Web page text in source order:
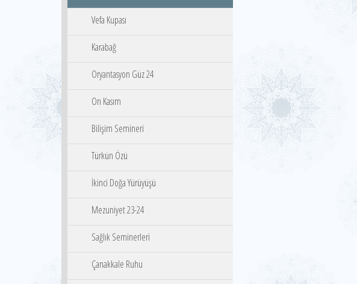
Vefa Kupası
Karabağ
Oryantasyon Güz 24
On Kasım
Bilişim Semineri
Türkün Özü
İkinci Doğa Yürüyüşü
Mezuniyet 23-24
Sağlık Seminerleri
Çanakkale Ruhu